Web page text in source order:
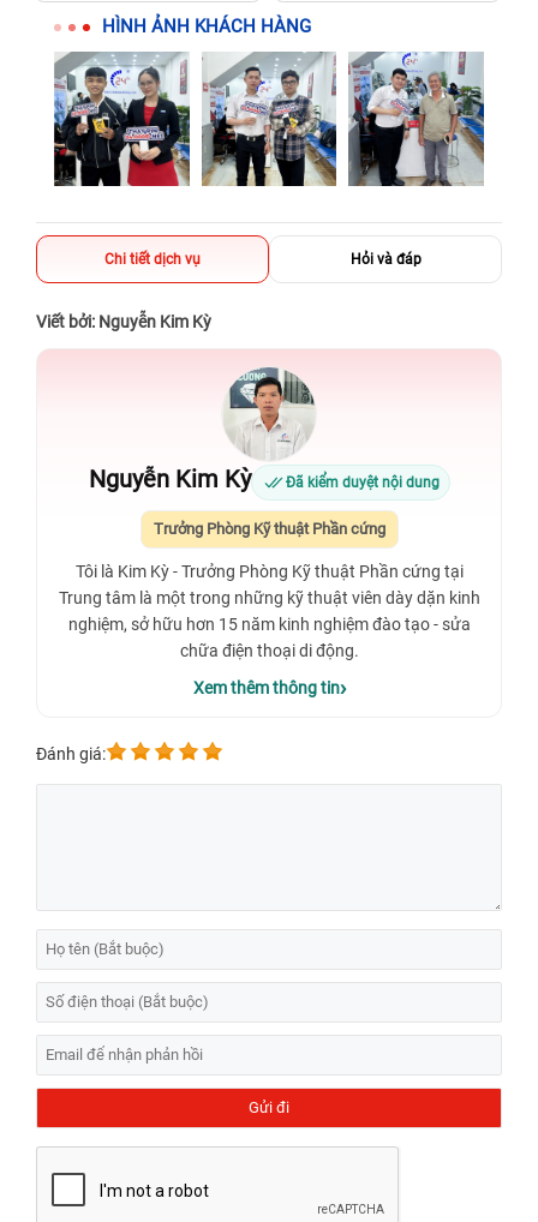
HÌNH ẢNH KHÁCH HÀNG
Chi tiết dịch vụ Hỏi và đáp
Viết bởi: Nguyễn Kim Kỳ
Nguyễn Kim Kỳ Đã kiểm duyệt nội dung
Trưởng Phòng Kỹ thuật Phần cứng
Tôi là Kim Kỳ - Trưởng Phòng Kỹ thuật Phần cứng tại
Trung tâm là một trong những kỹ thuật viên dày dặn kinh
nghiệm, sở hữu hơn 15 năm kinh nghiệm đào tạo - sửa
chữa điện thoại di động.
Xem thêm thông tin
Đánh giá: